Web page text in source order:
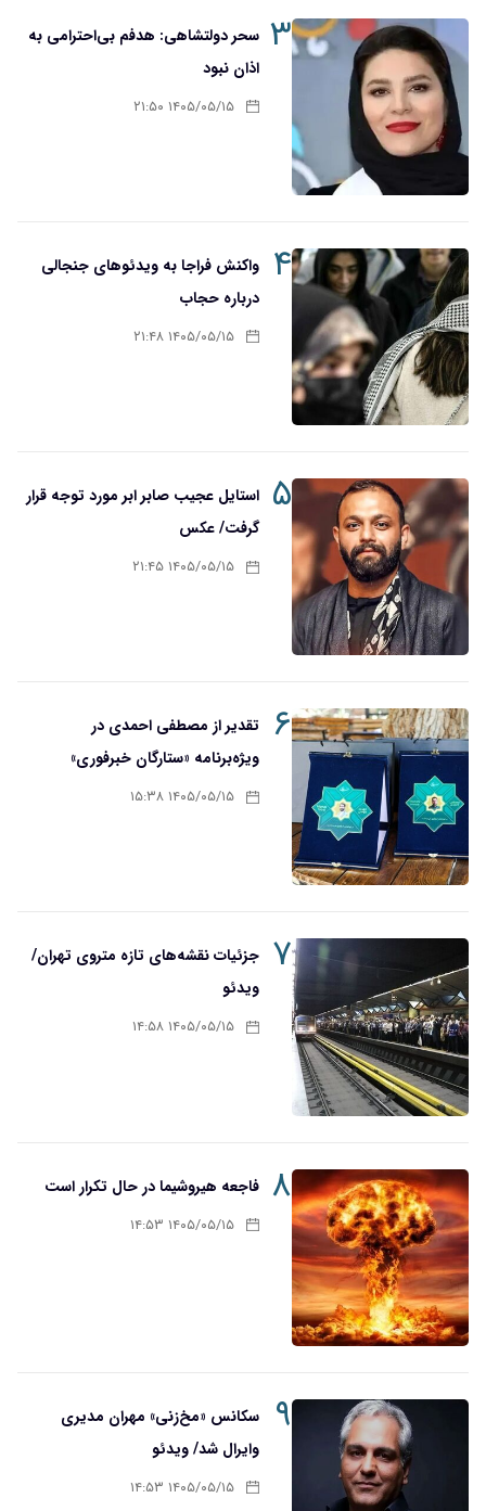
۳ سحر دولتشاهی: هدفم بی‌احترامی به
اذان نبود
۱۴۰۵/۰۵/۱۵ ۲۱:۵۰
۴
واکنش فراجا به ویدئوهای جنجالی
درباره حجاب
۱۴۰۵/۰۵/۱۵ ۲۱:۴۸
۵ استایل عجیب صابر ابر مورد توجه قرار
گرفت/ عکس
۱۴۰۵/۰۵/۱۵ ۲۱:۴۵
۶
تقدیر از مصطفی احمدی در
ویژه‌برنامه «ستارگان خبرفوری»
۱۴۰۵/۰۵/۱۵ ۱۵:۳۸
۷ جزئیات نقشه‌های تازه متروی تهران/
ویدئو
۱۴۰۵/۰۵/۱۵ ۱۴:۵۸
۸ فاجعه هیروشیما در حال تکرار است
۱۴۰۵/۰۵/۱۵ ۱۴:۵۳
۹
سکانس «مخ‌زنی» مهران مدیری
وایرال شد/ ویدئو
۱۴۰۵/۰۵/۱۵ ۱۴:۵۳